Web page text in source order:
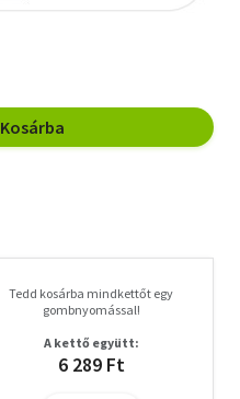
Kosárba
Tedd kosárba mindkettőt egy
gombnyomással!
A kettő együtt:
6 289 Ft